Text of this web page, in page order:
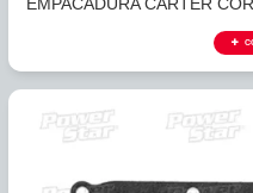
EMPACADURA CARTER